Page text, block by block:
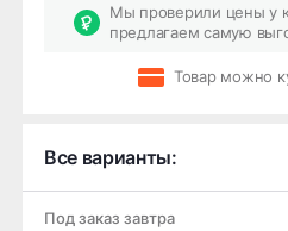
Мы проверили цены у
предлагаем самую
Товар можно
Все варианты:
Под заказ завтра